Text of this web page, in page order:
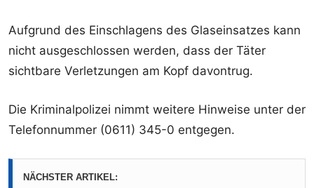
Aufgrund des Einschlagens des Glaseinsatzes kann
nicht ausgeschlossen werden, dass der Täter
sichtbare Verletzungen am Kopf davontrug.
Die Kriminalpolizei nimmt weitere Hinweise unter der
Telefonnummer (0611) 345-0 entgegen.
NÄCHSTER ARTIKEL: